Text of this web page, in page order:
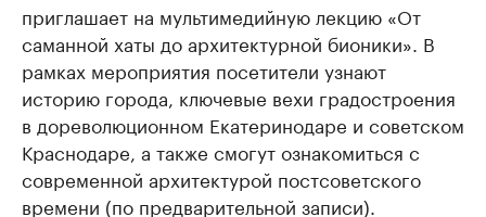
приглашает на мультимедийную лекцию «От
саманной хаты до архитектурной бионики». В
рамках мероприятия посетители узнают
историю города, ключевые вехи градостроения
в дореволюционном Екатеринодаре и советском
Краснодаре, а также смогут ознакомиться с
современной архитектурой постсоветского
времени (по предварительной записи).